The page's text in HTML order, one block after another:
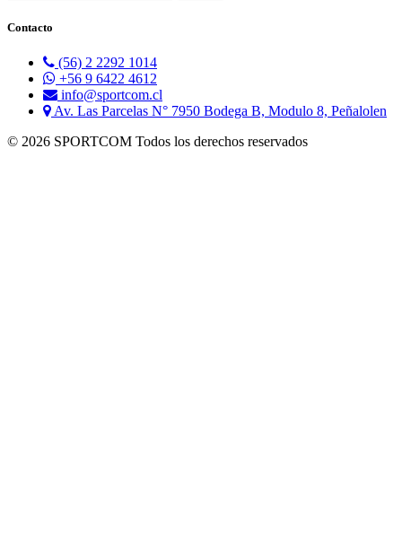
Contacto
(56) 2 2292 1014
+56 9 6422 4612
info@sportcom.cl
Av. Las Parcelas N° 7950 Bodega B, Modulo 8, Peñalolen
© 2026 SPORTCOM Todos los derechos reservados